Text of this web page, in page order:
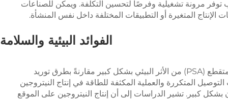
توفر مرونة تشغيلية وفرصًا لتحسين التكلفة. ويمكن للصناعات
الإنتاج المتغيرة أو التطبيقات المختلفة داخل نفس المنشأة.
الفوائد البيئية والسلامة
يقلل إنتاج النيتروجين بتقنية الامتزاز الضغطي المتقطع (PSA) من الأثر البيئي بشكل كبير مقارنةً بطرق توريد
التوصيل المتكررة والعملية المكثفة للطاقة في إنتاج النيتروجين
كبير. تشير الدراسات إلى أن إنتاج النيتروجين على الموقع